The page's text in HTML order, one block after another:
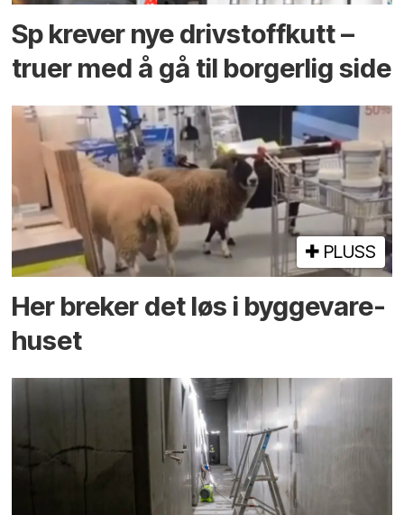
Sp krever nye drivstoffkutt –
truer med å gå til borgerlig side
PLUSS
Her breker det løs i bygge­vare­
huset